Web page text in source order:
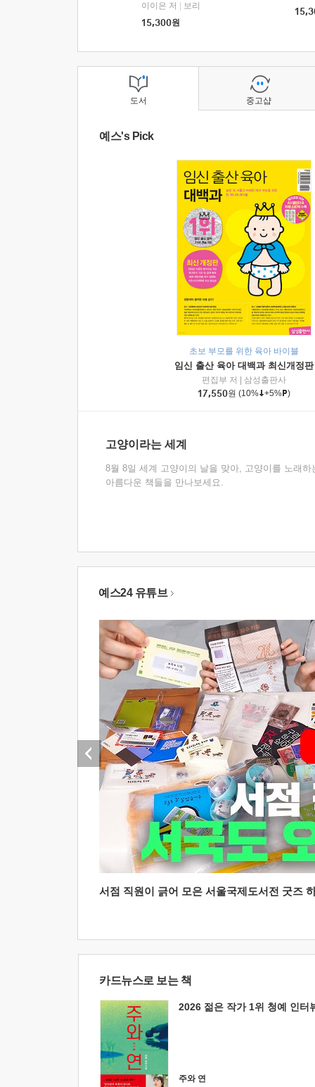
이이은 저
보리
15,300원
도서
예스's Pick
초보 부모를 위한 육아 바이블
임신 출산 육아 대백과 최신개정판
편집부 저
삼성출판사
17,550원 (10% +5% )
고양이라는 세계
8월 8일 세계 고양이의 날을 맞아, 고양이를 노래하
아름다운 책들을 만나보세요.
중고샵
예스24 유튜브
서점 직원이 긁어 모은 서울국제도서전 굿즈
카드뉴스로 보는 책
2026 젊은 작가 1위 청예 인터
주와 연